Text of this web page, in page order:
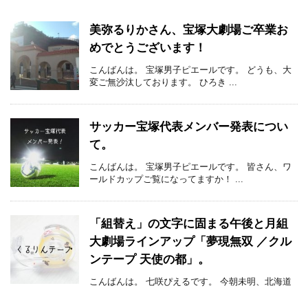
美弥るりかさん、宝塚大劇場ご卒業お
めでとうございます！
こんばんは。 宝塚男子ピエールです。 どうも、大
変ご無沙汰しております。 ひろき ...
サッカー宝塚代表メンバー発表につい
て。
こんばんは。 宝塚男子ピエールです。 皆さん、ワ
ールドカップご覧になってますか！ ...
「組替え」の文字に固まる午後と月組
大劇場ラインアップ「夢現無双 ／クル
ンテープ 天使の都」。
こんばんは。 七咲ぴえるです。 今朝未明、北海道